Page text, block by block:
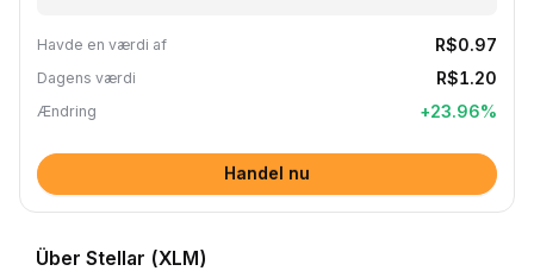
Havde en værdi af R$0.97
Dagens værdi R$1.20
Ændring +23.96%
Handel nu
Über Stellar (XLM)